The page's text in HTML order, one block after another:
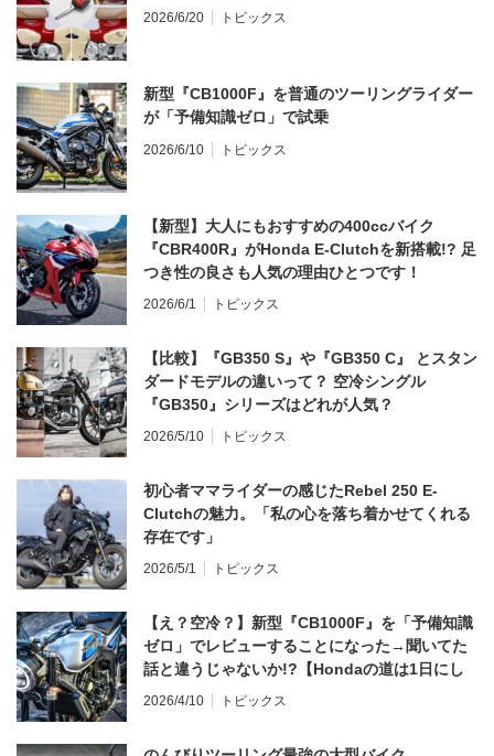
2026/6/20 トピックス
新型『CB1000F』を普通のツーリングライダー
が「予備知識ゼロ」で試乗
2026/6/10 トピックス
【新型】大人にもおすすめの400ccバイク
『CBR400R』がHonda E-Clutchを新搭載!? 足
つき性の良さも人気の理由ひとつです！
2026/6/1 トピックス
【比較】『GB350 S』や『GB350 C』 とスタン
ダードモデルの違いって？ 空冷シングル
『GB350』シリーズはどれが人気？
2026/5/10 トピックス
初心者ママライダーの感じたRebel 250 E-
Clutchの魅力。「私の心を落ち着かせてくれる
存在です」
2026/5/1 トピックス
【え？空冷？】新型『CB1000F』を「予備知識
ゼロ」でレビューすることになった→聞いてた
話と違うじゃないか!?【Hondaの道は1日にし
てならず／CB1000F ①第一印象 編】
2026/4/10 トピックス